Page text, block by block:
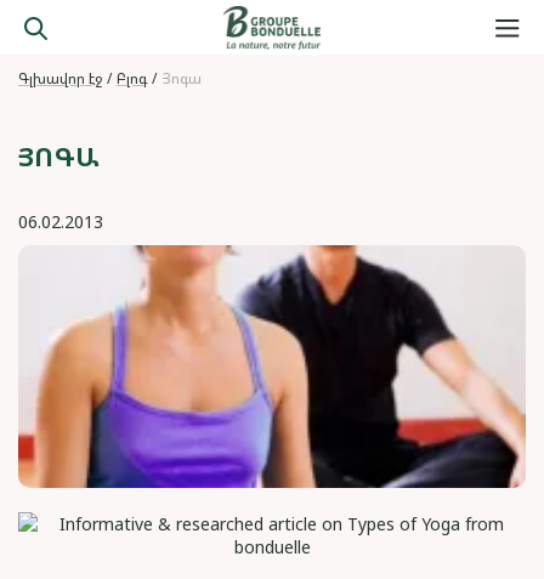
Գլխավոր էջ Բլոգ Յոգա
ՅՈԳԱ
06.02.2013